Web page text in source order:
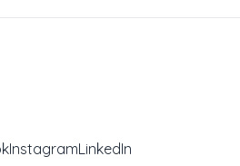
InstagramLinkedIn